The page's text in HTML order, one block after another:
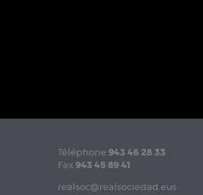
Téléphone 943 46 28 33
Fax 943 45 89 41
realsoc@realsociedad.eus